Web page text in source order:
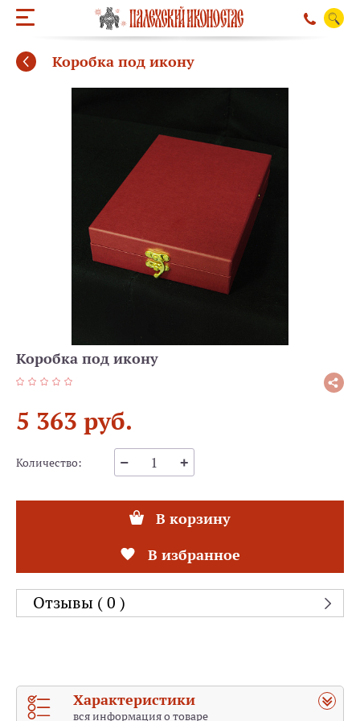
Коробка под икону
Коробка под икону
5 363 руб.
Количество:
В корзину
В избранное
Отзывы ( 0 )
Характеристики
вся информация о товаре